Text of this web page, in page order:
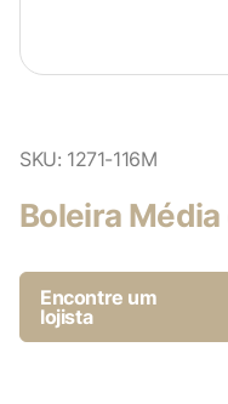
SKU: 1271-116M
Boleira Média
Encontre um
lojista